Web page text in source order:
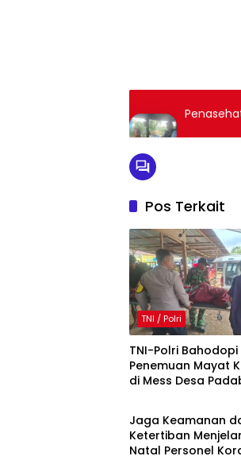
Pos Terkait
TNI / Polri
TNI-Polri Bahodopi
Penemuan Mayat
di Mess Desa
TNI / Polri
Jaga Keamanan
Ketertiban
Natal Personel